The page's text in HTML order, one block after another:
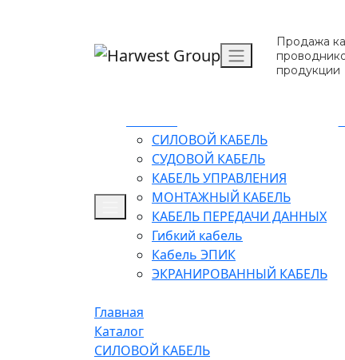
Продажа
продукции
СИЛОВОЙ КАБЕЛЬ
СУДОВОЙ КАБЕЛЬ
КАБЕЛЬ УПРАВЛЕНИЯ
МОНТАЖНЫЙ КАБЕЛЬ
КАБЕЛЬ ПЕРЕДАЧИ ДАННЫХ
Гибкий кабель
Кабель ЭПИК
ЭКРАНИРОВАННЫЙ КАБЕЛЬ
Главная
Каталог
СИЛОВОЙ КАБЕЛЬ